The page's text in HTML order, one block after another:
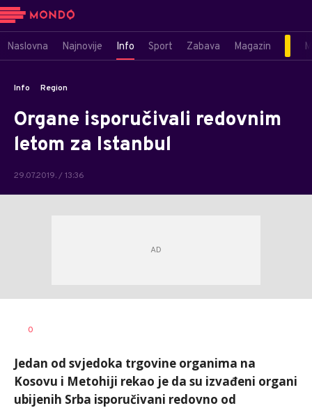
Naslovna Najnovije Info Sport Zabava Magazin
Info Region
Organe isporučivali redovnim
letom za Istanbul
29.07.2019. / 13:36
AUTOR
0
Jedan od svjedoka trgovine organima na
Kosovu i Metohiji rekao je da su izvađeni organi
ubijenih Srba isporučivani redovno od